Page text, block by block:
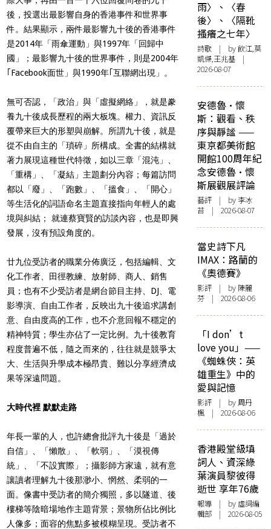
後，投選出最影響自身的香港事件和世界事
件。結果顯示，兩件最影響九十後的香港事件
是2014年「雨傘運動」與1997年「回歸中
國」；最影響九十後的世界事件，則是2004年
｢Facebook面世」與1990年｢互聯網出現」。
無可否認，「政治」與「虛擬網絡」，就是豢
養九十後成長歷程的兩大板塊。權力、資訊反
覆帶來巨大的形塑與崩解。所謂九十後，就是
從不由自主的「瑣碎」所構成。全書的結構就
著力展現這種世代特徵，如以三章「混沌」、
「重構」、「凝結」主題劃分內容；每篇訪問
都以「廢」、「跑數」、「搵食」、「開心」
等生活化的詞語命名主題直接指向年輕人的處
境與糾結； 就連蔡寶賢的訪談內容，也是即興
發展，沒有預設角度的。
廿九位受訪者的職業分佈廣泛，包括編輯、文
化工作者、田徑教練、放射師、商人、銷售
員；也有不少受訪者是網台節目主持、DJ、電
影導演、自由工作者，反映出九十後追求講創
意、自由度高的工作，也不介意回報不穩定的
精神特質；學生亦佔了一定比例。九十後教育
程度普遍不低，隨之而來的，往往就是競爭太
大、生活與升學成本極昂貴、難以分享經濟成
果等深遠問題。
大時代裡 默默走路
年長一輩的人，也許總會批評九十後是「過於
自信」、「懶散」、「軟弱」、「漠視傳
統」、「不設實際」；攝影師方家遠，就有意
讓讀者理解九十後那渺小、惘然、柔弱的一
面。像書中受訪者的簡介獨照，多以隧道、後
樓梯等陰暗場地作主題背景；景物所佔比例比
人像多；面容的焦點多被模糊呈現。受訪者不
雨〉、〈春
後〉、〈隔靴
搔癢之七年〉
詩歌 | by 飲江,莫
凱傑,王兆基 |
2026-08-07
安德魯·懷
斯：觀看、秩
序與靜謐 ——
東京都美術館
開館100周年紀
念安德魯·懷
斯展觀展評論
藝評 | by 李冰
苔 | 2026-08-07
當史詩下凡
IMAX：路蘭的
《奧德賽》
影評 | by 陳麗
芬 | 2026-08-06
「I don’t
love you」——
《蜘蛛俠：英
雄重生》中的
愛與記憶
影評 | by周丹
楓 | 2026-08-06
香港殿堂級填
詞人、資深綠
葉演員黎彼得
逝世 享年76歲
報導 | by 虛詞編
輯部 | 2026-08-05